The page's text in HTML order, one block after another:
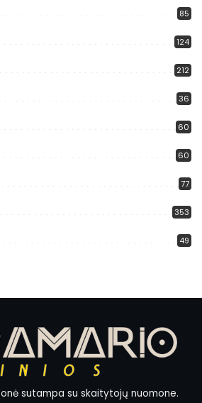
85
124
212
36
60
60
77
353
49
sutampa su skaitytojų nuomone.